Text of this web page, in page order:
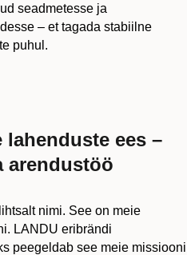
seadmetesse ja
– et tagada stabiilne
puhul.
ees –
arendustöö
nimi. See on meie
LANDU eribrändi
peegeldab see meie missiooni